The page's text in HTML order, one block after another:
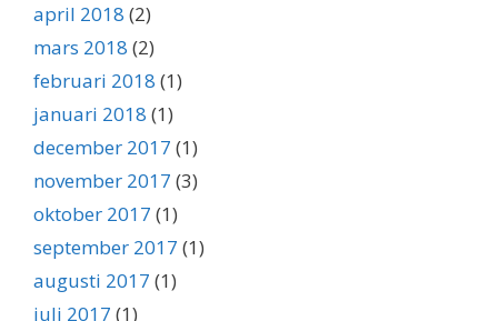
april 2018 (2)
mars 2018 (2)
februari 2018 (1)
januari 2018 (1)
december 2017 (1)
november 2017 (3)
oktober 2017 (1)
september 2017 (1)
augusti 2017 (1)
juli 2017 (1)